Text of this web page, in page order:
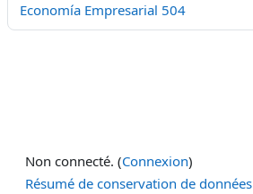
Economía Empresarial 504
Non connecté. (Connexion)
Résumé de conservation de données